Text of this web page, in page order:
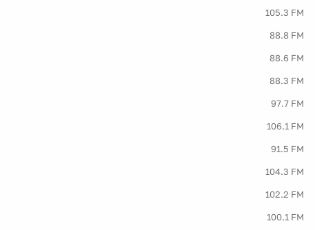
105.3 FM
88.8 FM
88.6 FM
88.3 FM
97.7 FM
106.1 FM
91.5 FM
104.3 FM
102.2 FM
100.1 FM